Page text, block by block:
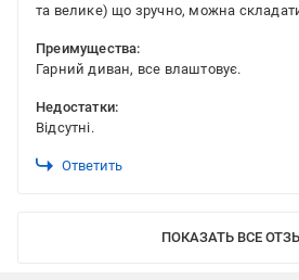
та велике) що зручно, можна складати
Преимущества:
Гарний диван, все влаштовує.
Недостатки:
Відсутні.
Ответить
ПОКАЗАТЬ ВСЕ